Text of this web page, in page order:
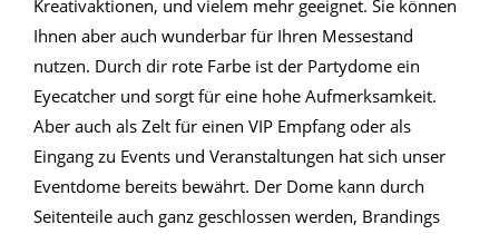
Kreativaktionen, und vielem mehr geeignet. Sie können
Ihnen aber auch wunderbar für Ihren Messestand
nutzen. Durch dir rote Farbe ist der Partydome ein
Eyecatcher und sorgt für eine hohe Aufmerksamkeit.
Aber auch als Zelt für einen VIP Empfang oder als
Eingang zu Events und Veranstaltungen hat sich unser
Eventdome bereits bewährt. Der Dome kann durch
Seitenteile auch ganz geschlossen werden, Brandings